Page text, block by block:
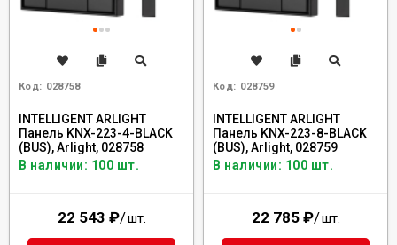
Код: 028758
INTELLIGENT ARLIGHT
Панель KNX-223-4-BLACK
(BUS), Arlight, 028758
В наличии: 100 шт.
22 543 ₽/шт.
Код: 028759
INTELLIGENT ARLIGHT
Панель KNX-223-8-BLACK
(BUS), Arlight, 028759
В наличии: 100 шт.
22 785 ₽/шт.